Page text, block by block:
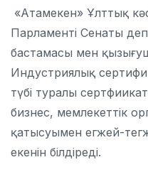
«Атамекен» Ұлттық
Парламенті Сенаты
бастамасы мен
Индустриялық
түбі туралы
бизнес, мемлекеттік
қатысуымен егжей-
екенін білдіреді.